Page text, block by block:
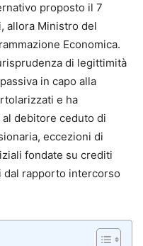
proposto il 7
allora Ministro del
Economica.
di legittimità
in capo alla
e ha
debitore ceduto di
eccezioni di
fondate su crediti
dal rapporto intercorso